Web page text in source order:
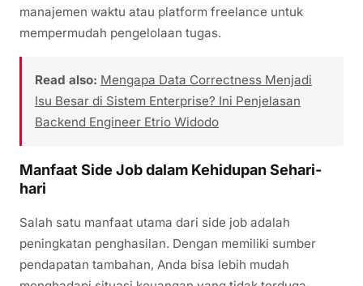
manajemen waktu atau platform freelance untuk
mempermudah pengelolaan tugas.
Read also: Mengapa Data Correctness Menjadi
Isu Besar di Sistem Enterprise? Ini Penjelasan
Backend Engineer Etrio Widodo
Manfaat Side Job dalam Kehidupan Sehari-
hari
Salah satu manfaat utama dari side job adalah
peningkatan penghasilan. Dengan memiliki sumber
pendapatan tambahan, Anda bisa lebih mudah